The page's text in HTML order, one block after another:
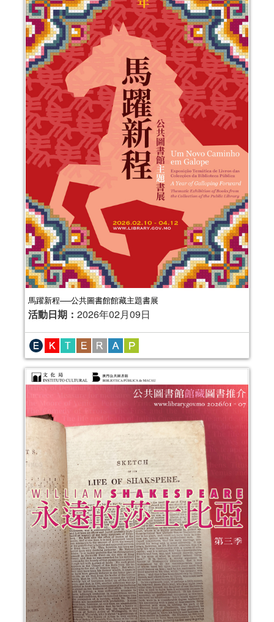
馬躍新程──公共圖書館館藏主題書展
活動日期： 2026年02月09日